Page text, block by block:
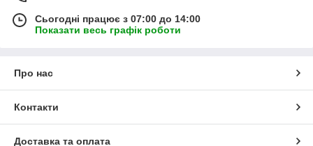
Сьогодні працює з 07:00 до 14:00
Показати весь графік роботи
Про нас
Контакти
Доставка та оплата